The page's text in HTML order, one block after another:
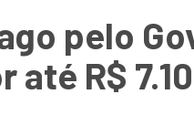
pelo
até R$